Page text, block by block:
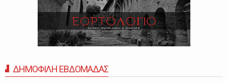
ΔΗΜΟΦΙΛΗ ΕΒΔΟΜΑΔΑΣ